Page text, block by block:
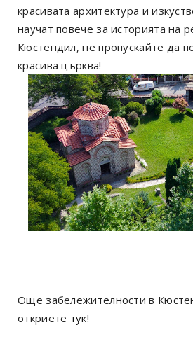
красивата архитектура и
научат повече за историята на
Кюстендил, не пропускайте да
красива църква!
Още забележителности в
откриете тук!